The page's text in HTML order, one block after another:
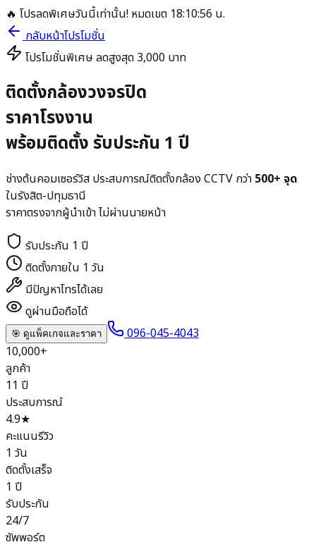
🔥 โปรลดพิเศษวันนี้เท่านั้น! หมดเขต 18:10:56 น.
กลับหน้าโปรโมชั่น
โปรโมชั่นพิเศษ ลดสูงสุด 3,000 บาท
ติดตั้งกล้องวงจรปิด
ราคาโรงงาน
พร้อมติดตั้ง รับประกัน 1 ปี
ช่างต้นคอมเซอร์วิส ประสบการณ์ติดตั้งกล้อง CCTV กว่า 500+ จุด
ในรังสิต-ปทุมธานี
ราคาตรงจากผู้นำเข้า ไม่ผ่านนายหน้า
รับประกัน 1 ปี
ติดตั้งภายใน 1 วัน
มีปัญหาโทรได้เลย
ดูผ่านมือถือได้
🎯 ดูแพ็คเกจและราคา
096-045-4043
10,000+
ลูกค้า
11 ปี
ประสบการณ์
4.9★
คะแนนรีวิว
1 วัน
ติดตั้งเสร็จ
1 ปี
รับประกัน
24/7
ซัพพอร์ต